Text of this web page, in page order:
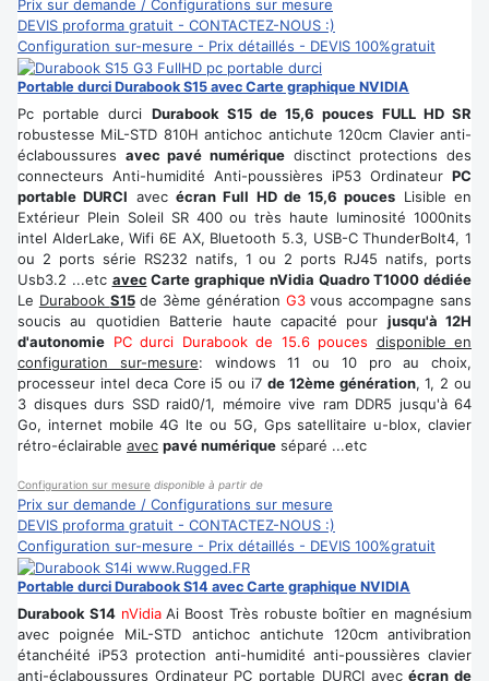
Prix sur demande / Configurations sur mesure
DEVIS proforma gratuit - CONTACTEZ-NOUS :)
Configuration sur-mesure - Prix détaillés - DEVIS 100%gratuit
Portable durci Durabook S15 avec Carte graphique NVIDIA
Pc portable durci Durabook S15 de 15,6 pouces FULL HD SR
robustesse MiL-STD 810H antichoc antichute 120cm Clavier anti-
éclaboussures avec pavé numérique disctinct protections des
connecteurs Anti-humidité Anti-poussières iP53 Ordinateur PC
portable DURCI avec écran Full HD de 15,6 pouces Lisible en
Extérieur Plein Soleil SR 400 ou très haute luminosité 1000nits
intel AlderLake, Wifi 6E AX, Bluetooth 5.3, USB-C ThunderBolt4, 1
ou 2 ports série RS232 natifs, 1 ou 2 ports RJ45 natifs, ports
Usb3.2 ...etc avec Carte graphique nVidia Quadro T1000 dédiée
Le Durabook S15de 3ème génération G3vous accompagne sans
soucis au quotidien Batterie haute capacité pour jusqu'à 12H
d'autonomie PC durci Durabook de 15.6 pouces disponible en
configuration sur-mesure: windows 11 ou 10 pro au choix,
processeur intel deca Core i5 ou i7 de 12ème génération, 1, 2 ou
3 disques durs SSD raid0/1, mémoire vive ram DDR5 jusqu'à 64
Go, internet mobile 4G lte ou 5G, Gps satellitaire u-blox, clavier
rétro-éclairable avec pavé numérique séparé ...etc
Configuration sur mesure disponible à partir de
Prix sur demande / Configurations sur mesure
DEVIS proforma gratuit - CONTACTEZ-NOUS :)
Configuration sur-mesure - Prix détaillés - DEVIS 100%gratuit
Portable durci Durabook S14 avec Carte graphique NVIDIA
Durabook S14 nVidiaAi Boost Très robuste boîtier en magnésium
avec poignée MiL-STD antichoc antichute 120cm antivibration
étanchéité iP53 protection anti-humidité anti-poussières clavier
anti-éclaboussures Ordinateur PC portable DURCI avecécran de